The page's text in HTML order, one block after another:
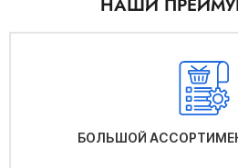
НАШИ
БОЛЬШОЙ